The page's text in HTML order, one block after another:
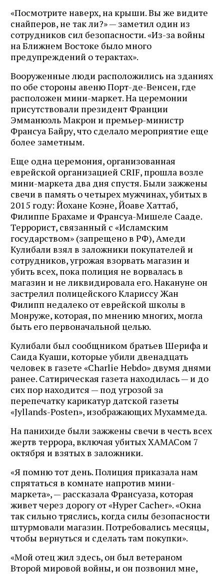
«Посмотрите наверх, на крыши. Вы же видите
снайперов, не так ли?» — заметил один из
сотрудников сил безопасности. «Из-за войны
на Ближнем Востоке было много
предупреждений о терактах».
Вооруженные люди расположились на зданиях
по обе стороны авеню Порт-де-Венсен, где
расположен мини-маркет. На церемонии
присутствовали президент Франции
Эмманюэль Макрон и премьер-министр
Франсуа Байру, что сделало мероприятие еще
более заметным.
Еще одна церемония, организованная
еврейской организацией CRIF, прошла возле
мини-маркета два дня спустя. Были зажжены
свечи в память о четырех мужчинах, убитых в
2015 году: Йохане Коэне, Йоаве Хаттаб,
Филиппе Брахаме и Франсуа-Мишеле Сааде.
Террорист, связанный с «Исламским
государством» (запрещено в РФ), Амеди
Кулибали взял в заложники покупателей и
сотрудников, угрожая взорвать магазин и
убить всех, пока полиция не ворвалась в
магазин и не ликвидировала его. Накануне он
застрелил полицейского Клариссу Жан
Филипп недалеко от еврейской школы в
Монруже, которая, по мнению многих, могла
быть его первоначальной целью.
Кулибали был сообщником братьев Шерифа и
Саида Куаши, которые убили двенадцать
человек в газете «Charlie Hebdo» двумя днями
ранее. Сатирическая газета находилась — и до
сих пор находится — под угрозой за
перепечатку карикатур датской газеты
«Jyllands-Posten», изображающих Мухаммеда.
На панихиде были зажжены свечи в честь всех
жертв террора, включая убитых ХАМАСом 7
октября и взятых в заложники.
«Я помню тот день. Полиция приказала нам
спрятаться в комнате напротив мини-
маркета», — рассказала Франсуаза, которая
живет через дорогу от «Hyper Cacher». «Окна
так сильно тряслись, когда силы безопасности
штурмовали магазин. Потребовались месяцы,
чтобы вернуться и сделать там покупки».
«Мой отец жил здесь, он был ветераном
Второй мировой войны, и он позвонил мне,